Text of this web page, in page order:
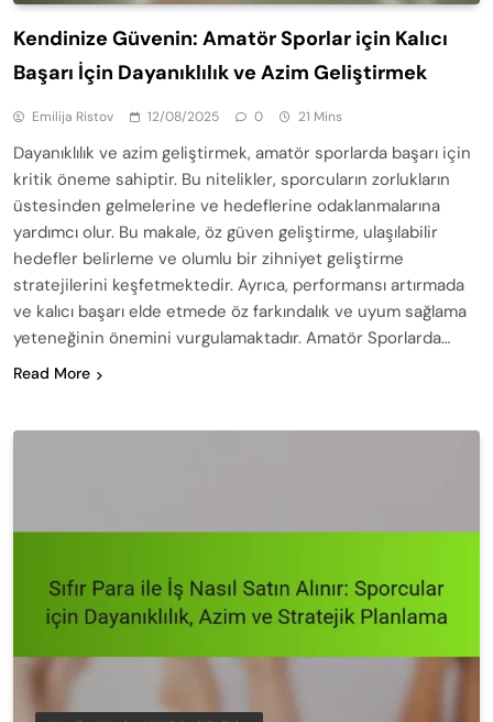
Kendinize Güvenin: Amatör Sporlar için Kalıcı
Başarı İçin Dayanıklılık ve Azim Geliştirmek
Emilija Ristov 12/08/2025 0 21 Mins
Dayanıklılık ve azim geliştirmek, amatör sporlarda başarı için
kritik öneme sahiptir. Bu nitelikler, sporcuların zorlukların
üstesinden gelmelerine ve hedeflerine odaklanmalarına
yardımcı olur. Bu makale, öz güven geliştirme, ulaşılabilir
hedefler belirleme ve olumlu bir zihniyet geliştirme
stratejilerini keşfetmektedir. Ayrıca, performansı artırmada
ve kalıcı başarı elde etmede öz farkındalık ve uyum sağlama
yeteneğinin önemini vurgulamaktadır. Amatör Sporlarda…
Read More